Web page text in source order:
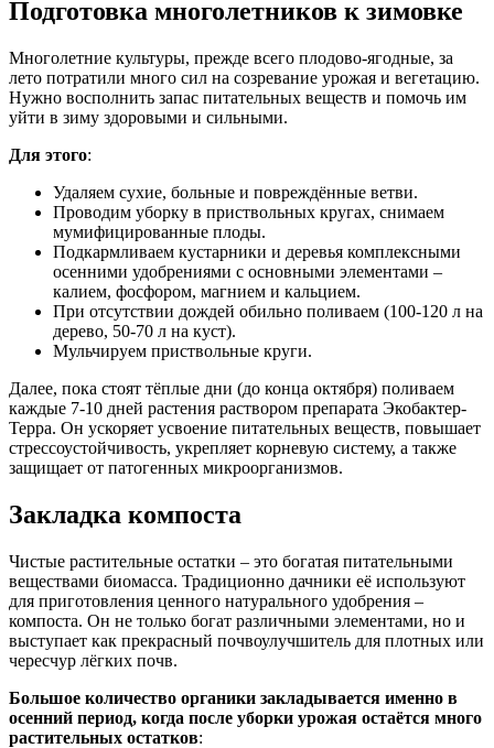
Подготовка многолетников к зимовке
Многолетние культуры, прежде всего плодово-ягодные, за
лето потратили много сил на созревание урожая и вегетацию.
Нужно восполнить запас питательных веществ и помочь им
уйти в зиму здоровыми и сильными.
Для этого:
Удаляем сухие, больные и повреждённые ветви.
Проводим уборку в приствольных кругах, снимаем
мумифицированные плоды.
Подкармливаем кустарники и деревья комплексными
осенними удобрениями с основными элементами –
калием, фосфором, магнием и кальцием.
При отсутствии дождей обильно поливаем (100-120 л на
дерево, 50-70 л на куст).
Мульчируем приствольные круги.
Далее, пока стоят тёплые дни (до конца октября) поливаем
каждые 7-10 дней растения раствором препарата Экобактер-
Терра. Он ускоряет усвоение питательных веществ, повышает
стрессоустойчивость, укрепляет корневую систему, а также
защищает от патогенных микроорганизмов.
Закладка компоста
Чистые растительные остатки – это богатая питательными
веществами биомасса. Традиционно дачники её используют
для приготовления ценного натурального удобрения –
компоста. Он не только богат различными элементами, но и
выступает как прекрасный почвоулучшитель для плотных или
чересчур лёгких почв.
Большое количество органики закладывается именно в
осенний период, когда после уборки урожая остаётся много
растительных остатков: